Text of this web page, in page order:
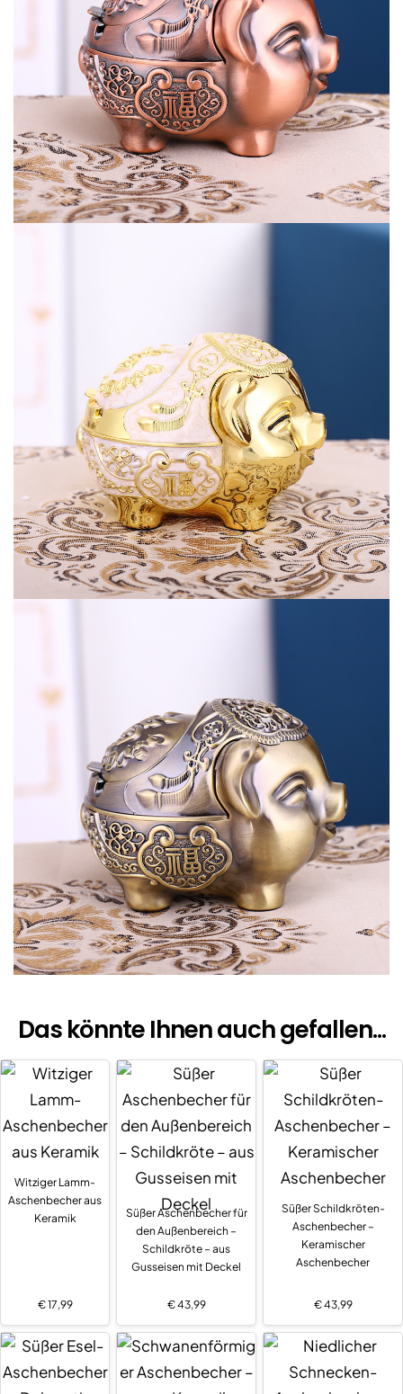
Das könnte Ihnen auch gefallen...
Witziger Lamm-
Aschenbecher aus
Keramik
€17,99
Süßer Aschenbecher für
den Außenbereich –
Schildkröte – aus
Gusseisen mit Deckel
€43,99
Süßer Schildkröten-
Aschenbecher –
Keramischer
Aschenbecher
€43,99